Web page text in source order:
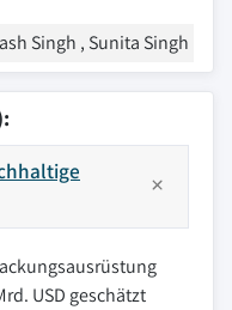
Singh , Sunita Singh
USD geschätzt